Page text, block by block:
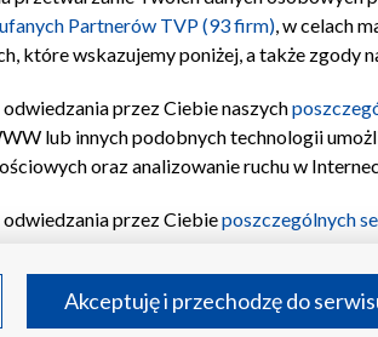
Partnerów TVP (93 firm), w celach
które wskazujemy poniżej, a także
przez Ciebie naszych
lub innych podobnych technologii
oraz analizowanie ruchu w
przez Ciebieposzczególnych
celów i funkcji: przechowywania
reklam, tworzenia profilu
Akceptuję i przechodzę do